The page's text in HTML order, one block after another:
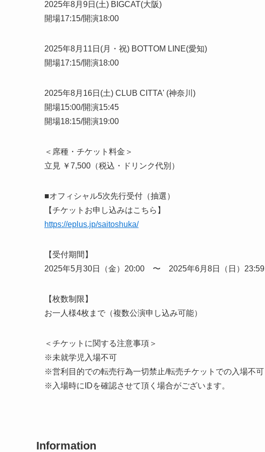
2025年8月9日(土) BIGCAT(大阪)
開場17:15/開演18:00
2025年8月11日(月・祝) BOTTOM LINE(愛知)
開場17:15/開演18:00
2025年8月16日(土) CLUB CITTA' (神奈川)
開場15:00/開演15:45
開場18:15/開演19:00
＜席種・チケット料金＞
立見 ￥7,500（税込・ドリンク代別）
■オフィシャル5次先行受付（抽選）
【チケットお申し込みはこちら】
https://eplus.jp/saitoshuka/
【受付期間】
2025年5月30日（金）20:00 〜 2025年6月8日（日）23:59
【枚数制限】
お一人様4枚まで（複数公演申し込み可能）
＜チケットに関する注意事項＞
※未就学児入場不可
※営利目的での転売行為一切禁止/転売チケットでの入場不可
※入場時にIDを確認させて頂く場合がございます。
Information